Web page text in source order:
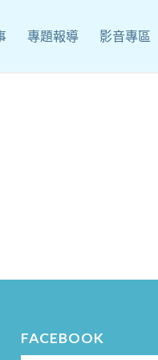
專題報導 影音專區
FACEBOOK